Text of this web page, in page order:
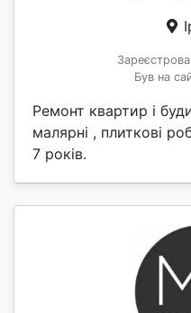
Був на
Ремонт квартир і
малярні , плиткові
7 років.